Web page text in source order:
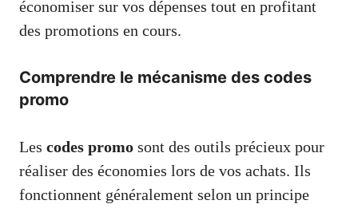
économiser sur vos dépenses tout en profitant
des promotions en cours.
Comprendre le mécanisme des codes
promo
Les codes promo sont des outils précieux pour
réaliser des économies lors de vos achats. Ils
fonctionnent généralement selon un principe